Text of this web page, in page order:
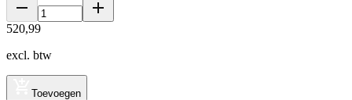
520,99
excl. btw
Toevoegen